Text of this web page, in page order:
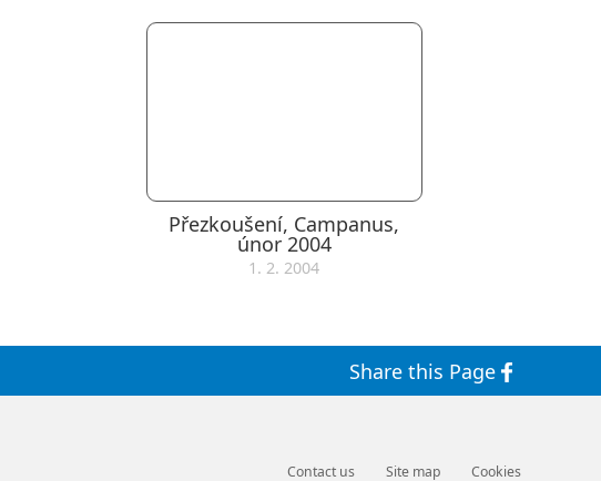
Přezkoušení, Campanus,
únor 2004
1. 2. 2004
Share this Page
Contact us Site map Cookies